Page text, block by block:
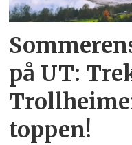
på UT:
toppen!